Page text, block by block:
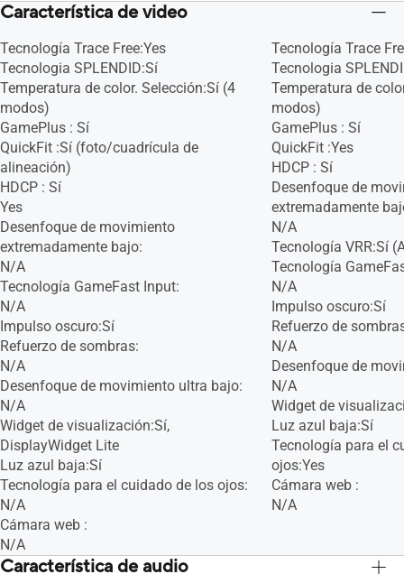
Característica de video
Tecnología Trace Free:Yes
Tecnologia SPLENDID:Sí
Temperatura de color. Selección:Sí (4
modos)
GamePlus : Sí
QuickFit :Sí (foto/cuadrícula de
alineación)
HDCP : Sí
Yes
Desenfoque de movimiento
extremadamente bajo:
N/A
Tecnología GameFast Input:
N/A
Impulso oscuro:Sí
Refuerzo de sombras:
N/A
Desenfoque de movimiento ultra bajo:
N/A
Widget de visualización:Sí,
DisplayWidget Lite
Luz azul baja:Sí
Tecnología para el cuidado de los ojos:
N/A
Cámara web :
N/A
Tecnología Trace
Tecnologia
Temperatura de
modos)
GamePlus : Sí
QuickFit :Yes
HDCP : Sí
Desenfoque de
extremadamente
N/A
Tecnología VRR:Sí
Tecnología
N/A
Impulso oscuro:Sí
Refuerzo de
N/A
Desenfoque de
N/A
Widget de
Luz azul baja:Sí
Tecnología para el
ojos:Yes
Cámara web :
N/A
Característica de audio